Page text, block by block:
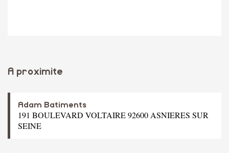
A proximite
Adam Batiments
191 BOULEVARD VOLTAIRE 92600 ASNIERES SUR
SEINE